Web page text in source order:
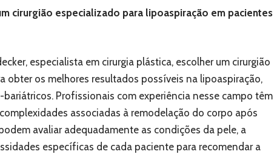
cirurgião especializado para lipoaspiração em pacientes
especialista em cirurgia plástica, escolher um cirurgião
obter os melhores resultados possíveis na lipoaspiração,
Profissionais com experiência nesse campo têm
associadas à remodelação do corpo após
avaliar adequadamente as condições da pele, a
específicas de cada paciente para recomendar a